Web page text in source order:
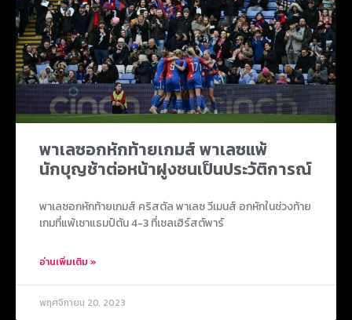
พาเลซอกหักท้ายเกมส์ พาเลซแพ้
นักบุญช้าต่อหน้าฝูงชนเป็นประวัติการณ์
พาเลซอกหักท้ายเกมส์ คริสตัล พาเลซ วีเมนส์ อกหักในช่วงท้าย
เกมที่แพ้เซาแธมป์ตัน 4-3 ที่เซลเฮิร์สต์พาร์
อ่านเพิ่มเติม »
พฤศจิกายน 20, 2023